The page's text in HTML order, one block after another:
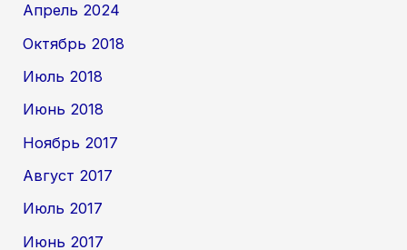
Апрель 2024
Октябрь 2018
Июль 2018
Июнь 2018
Ноябрь 2017
Август 2017
Июль 2017
Июнь 2017